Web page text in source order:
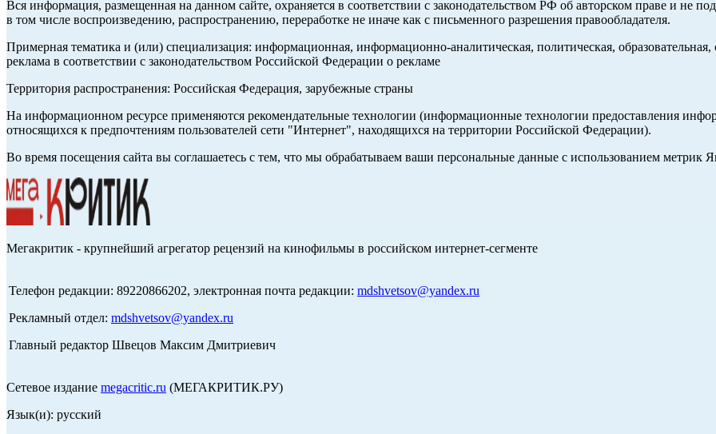
Вся информация, размещенная на данном сайте, охраняется в соответствии с законодательством РФ об авторском праве и не
в том числе воспроизведению, распространению, переработке не иначе как с письменного разрешения правообладателя.
Примерная тематика и (или) специализация: информационная, информационно-аналитическая, политическая, образовательная,
реклама в соответствии с законодательством Российской Федерации о рекламе
Территория распространения: Российская Федерация, зарубежные страны
На информационном ресурсе применяются рекомендательные технологии (информационные технологии предоставления
относящихся к предпочтениям пользователей сети "Интернет", находящихся на территории Российской Федерации).
Во время посещения сайта вы соглашаетесь с тем, что мы обрабатываем ваши персональные данные с использованием метрик
Мегакритик - крупнейший агрегатор рецензий на кинофильмы в российском интернет-сегменте
Телефон редакции: 89220866202, электронная почта редакции: mdshvetsov@yandex.ru
Рекламный отдел: mdshvetsov@yandex.ru
Главный редактор Швецов Максим Дмитриевич
Сетевое издание megacritic.ru (МЕГАКРИТИК.РУ)
Язык(и): русский